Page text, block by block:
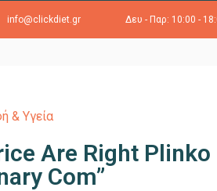
info@clickdiet.gr Δευ - Παρ: 10:00 -
& Υγεία
Are Right Plinko
Com”